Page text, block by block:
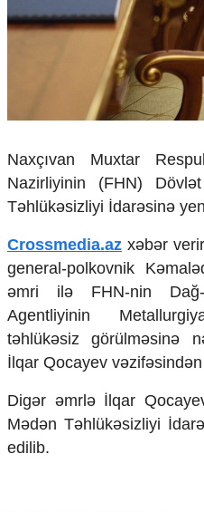
Geosiyasi
Araşdırma
Multimedia
Foto
Video
İnfoqrafika
Podcast
Humanitar
Elm və təhsil
Mədəniyyət
Diaspor
Yüksəliş hekayəsi
Mədəniyyətimizin Zəfəri
Səhiyyə
Ailə və uşaq
Turizm
Naxçıvan Muxtar
Nazirliyinin (FHN)
Təhlükəsizliyi İdarəsinə
Crossmedia.az xəbər
general-polkovnik
əmri ilə FHN-nin
Agentliyinin
təhlükəsiz görülməsinə
İlqar Qocayev
Digər əmrlə İlqar
Mədən Təhlükəsizliyi
edilib.